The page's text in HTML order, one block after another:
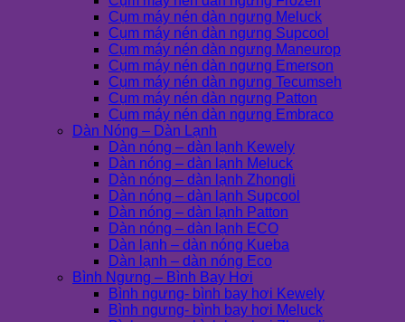
Cụm máy nén dàn ngưng Meluck
Cụm máy nén dàn ngưng Supcool
Cụm máy nén dàn ngưng Maneurop
Cụm máy nén dàn ngưng Emerson
Cụm máy nén dàn ngưng Tecumseh
Cụm máy nén dàn ngưng Patton
Cụm máy nén dàn ngưng Embraco
Dàn Nóng – Dàn Lạnh
Dàn nóng – dàn lạnh Kewely
Dàn nóng – dàn lạnh Meluck
Dàn nóng – dàn lạnh Zhongli
Dàn nóng – dàn lạnh Supcool
Dàn nóng – dàn lạnh Patton
Dàn nóng – dàn lạnh ECO
Dàn lạnh – dàn nóng Kueba
Dàn lạnh – dàn nóng Eco
Bình Ngưng – Bình Bay Hơi
Bình ngưng- bình bay hơi Kewely
Bình ngưng- bình bay hơi Meluck